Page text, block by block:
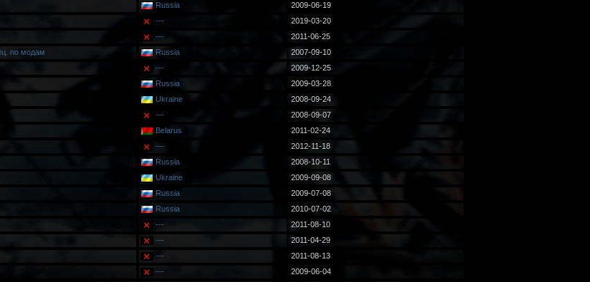
Russia
2009-06-19
---
2019-03-20
---
2011-06-25
по модам Russia
2007-09-10
---
2009-12-25
Russia
2009-03-28
Ukraine
2008-09-24
---
2008-09-07
Belarus
2011-02-24
---
2012-11-18
Russia
2008-10-11
Ukraine
2009-09-08
Russia
2009-07-08
Russia
2010-07-02
---
2011-08-10
---
2011-04-29
---
2011-08-13
---
2009-06-04